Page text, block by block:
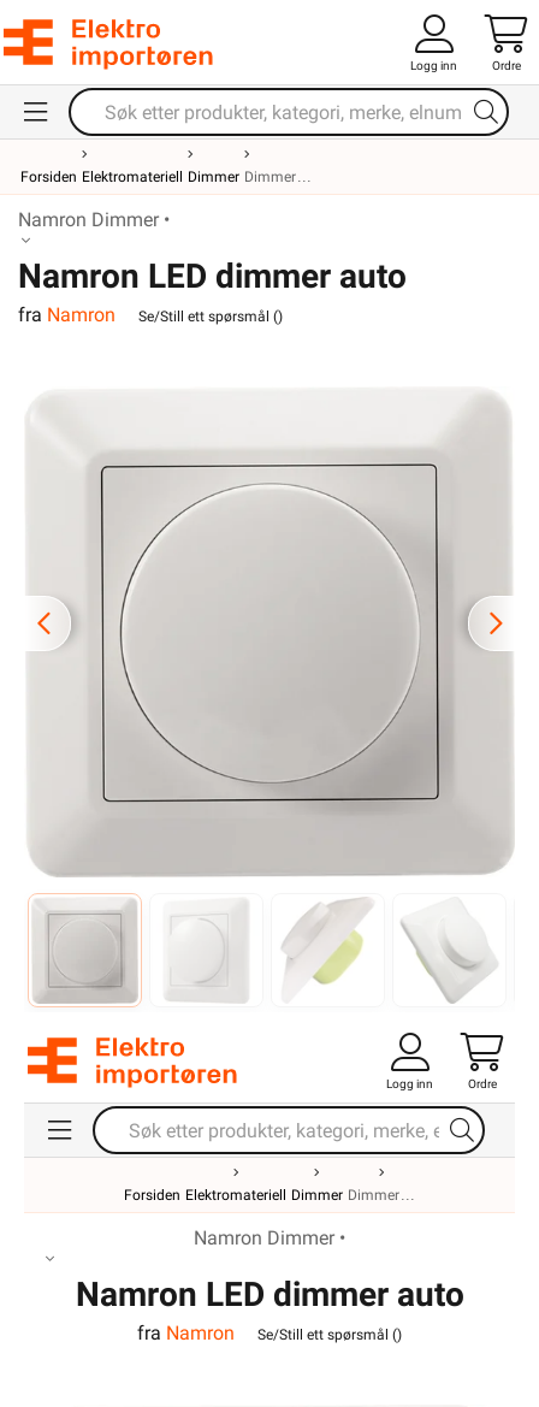
Logg inn Ordre
Forsiden Elektromateriell Dimmer Dimmer
Namron Dimmer •
Namron LED dimmer auto
universal 2.0 300W Hvit
fra Namron Se/Still ett spørsmål ()
Logg inn Ordre
Forsiden Elektromateriell Dimmer Dimmer
Namron Dimmer •
Namron LED dimmer auto
universal 2.0 300W Hvit
fra Namron Se/Still ett spørsmål ()